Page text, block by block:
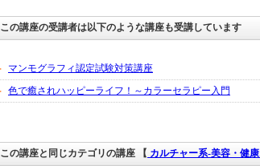
この講座の受講者は以下のような講座も受講しています
マンモグラフィ認定試験対策講座
色で癒されハッピーライフ！～カラーセラピー入門
この講座と同じカテゴリの講座 【 カルチャー系-美容・健康